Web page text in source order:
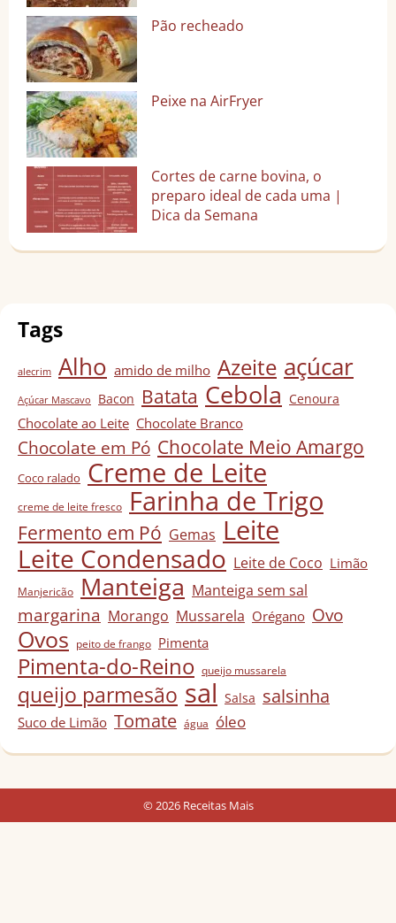
Pão recheado
Peixe na AirFryer
Cortes de carne bovina, o
preparo ideal de cada uma |
Dica da Semana
Tags
alecrim Alho amido de milho Azeite açúcar
Açúcar Mascavo Bacon Batata Cebola Cenoura
Chocolate ao Leite Chocolate Branco
Chocolate em Pó Chocolate Meio Amargo
Coco ralado Creme de Leite
creme de leite fresco Farinha de Trigo
Fermento em Pó Gemas Leite
Leite Condensado Leite de Coco Limão
Manjericão Manteiga Manteiga sem sal
margarina Morango Mussarela Orégano Ovo
Ovos peito de frango Pimenta
Pimenta-do-Reino queijo mussarela
queijo parmesão sal Salsa salsinha
Suco de Limão Tomate água óleo
© 2026 Receitas Mais